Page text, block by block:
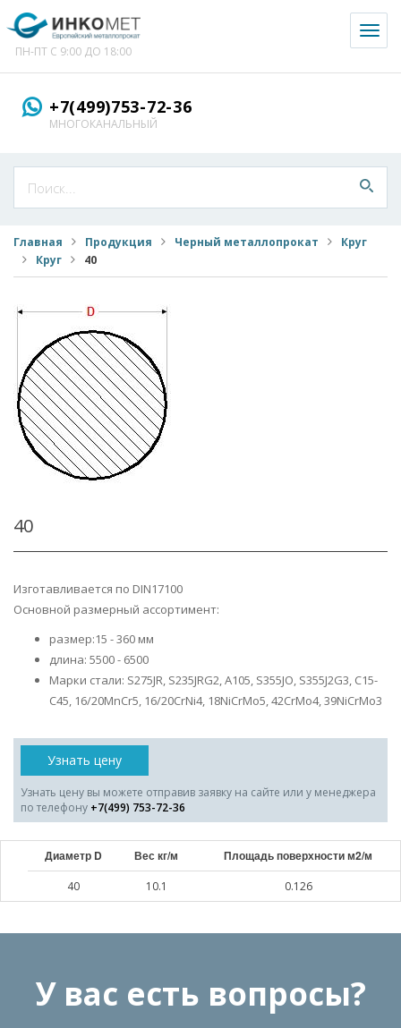
ПН-ПТ С 9:00 ДО 18:00
+7(499)753-72-36
МНОГОКАНАЛЬНЫЙ
Главная Продукция Черный металлопрокат
Круг
Круг
40
40
Изготавливается по DIN17100
Основной размерный ассортимент:
размер:15 - 360 мм
длина: 5500 - 6500
Марки стали: S275JR, S235JRG2, A105, S355JO, S355J2G3, C15-
C45, 16/20MnCr5, 16/20CrNi4, 18NiCrMo5, 42CrMo4, 39NiCrMo3
Узнать цену
Узнать цену вы можете отправив заявку на сайте или у менеджера
по телефону +7(499) 753-72-36
Диаметр D Вес кг/м Площадь поверхности м2/м
40 10.1 0.126
У вас есть вопросы?